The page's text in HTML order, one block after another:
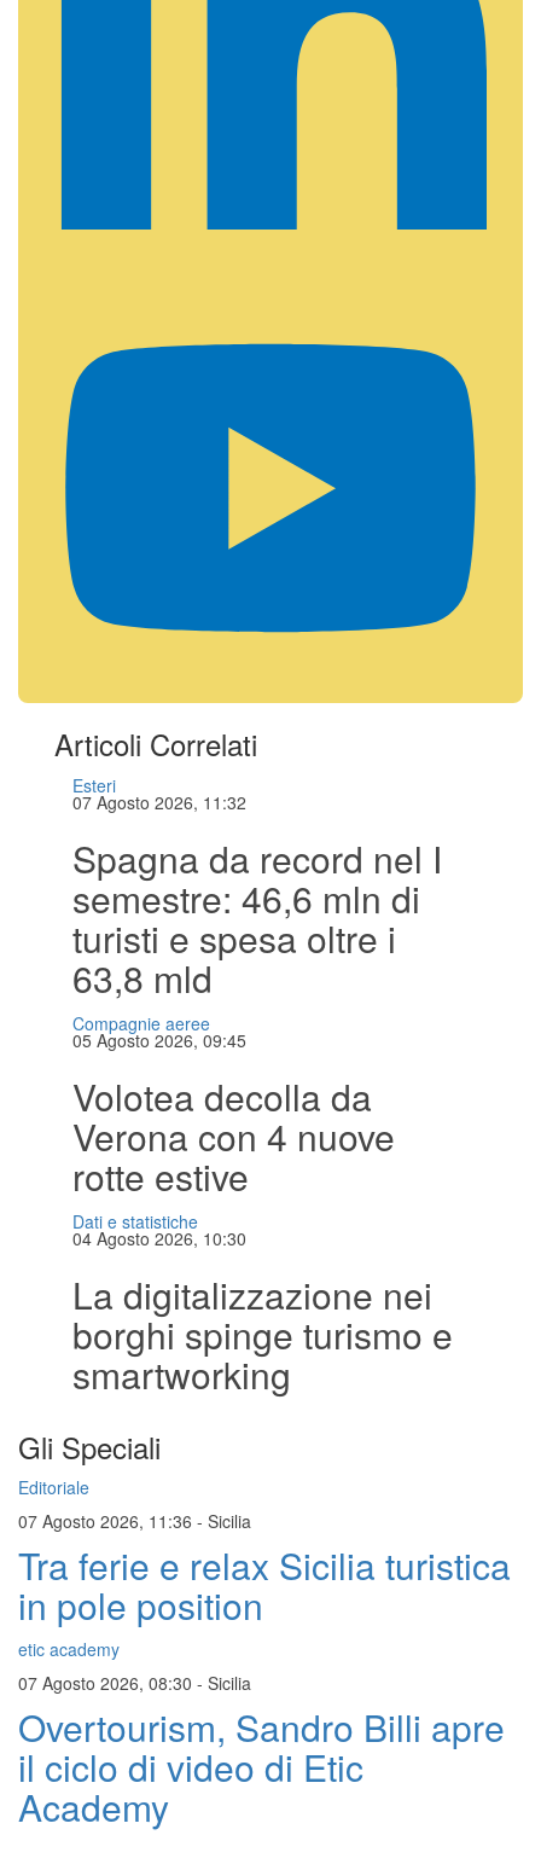
Articoli Correlati
Esteri
07 Agosto 2026, 11:32
Spagna da record nel I
semestre: 46,6 mln di
turisti e spesa oltre i
63,8 mld
Compagnie aeree
05 Agosto 2026, 09:45
Volotea decolla da
Verona con 4 nuove
rotte estive
Dati e statistiche
04 Agosto 2026, 10:30
La digitalizzazione nei
borghi spinge turismo e
smartworking
Gli Speciali
Editoriale
07 Agosto 2026, 11:36 - Sicilia
Tra ferie e relax Sicilia turistica
in pole position
etic academy
07 Agosto 2026, 08:30 - Sicilia
Overtourism, Sandro Billi apre
il ciclo di video di Etic
Academy